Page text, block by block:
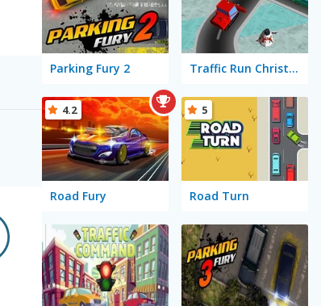
Parking Fury 2 Traffic Run Christmas
Road Fury
4.2
Road Turn
5